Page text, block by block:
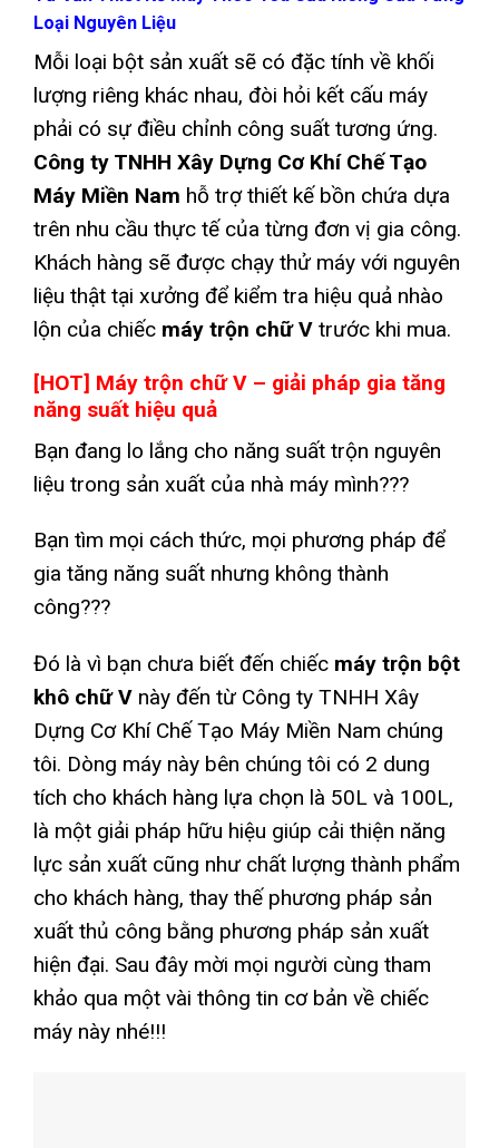
Loại Nguyên Liệu
Mỗi loại bột sản xuất sẽ có đặc tính về khối
lượng riêng khác nhau, đòi hỏi kết cấu máy
phải có sự điều chỉnh công suất tương ứng.
Công ty TNHH Xây Dựng Cơ Khí Chế Tạo
Máy Miền Nam hỗ trợ thiết kế bồn chứa dựa
trên nhu cầu thực tế của từng đơn vị gia công.
Khách hàng sẽ được chạy thử máy với nguyên
liệu thật tại xưởng để kiểm tra hiệu quả nhào
lộn của chiếc máy trộn chữ V trước khi mua.
[HOT] Máy trộn chữ V – giải pháp gia tăng
năng suất hiệu quả
Bạn đang lo lắng cho năng suất trộn nguyên
liệu trong sản xuất của nhà máy mình???
Bạn tìm mọi cách thức, mọi phương pháp để
gia tăng năng suất nhưng không thành
công???
Đó là vì bạn chưa biết đến chiếc máy trộn bột
khô chữ V này đến từ Công ty TNHH Xây
Dựng Cơ Khí Chế Tạo Máy Miền Nam chúng
tôi. Dòng máy này bên chúng tôi có 2 dung
tích cho khách hàng lựa chọn là 50L và 100L,
là một giải pháp hữu hiệu giúp cải thiện năng
lực sản xuất cũng như chất lượng thành phẩm
cho khách hàng, thay thế phương pháp sản
xuất thủ công bằng phương pháp sản xuất
hiện đại. Sau đây mời mọi người cùng tham
khảo qua một vài thông tin cơ bản về chiếc
máy này nhé!!!